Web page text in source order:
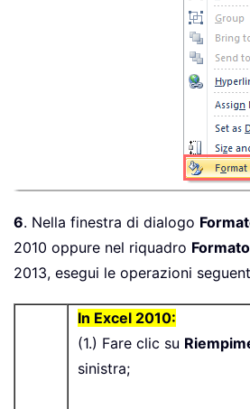
6. Nella finestra di dialogo
2010 oppure nel riquadro
2013, esegui le operazioni
In Excel 2010:
(1.) Fare clic su
sinistra;